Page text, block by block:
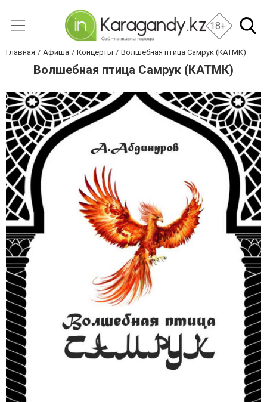
18+
Главная Афиша Концерты Волшебная птица Самрук (КАТМК)
Волшебная птица Самрук (КАТМК)